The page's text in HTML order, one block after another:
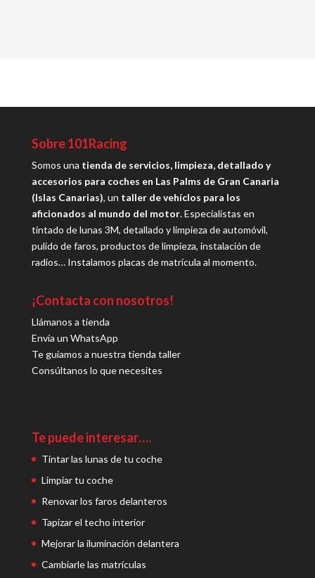
Sobre 101Racing
Somos una tienda de servicios, limpieza, detallado y
accesorios para coches en Las Palms de Gran Canaria
(Islas Canarias), un taller de vehíclos para los
aficionados al mundo del motor. Especialistas en
tintado de lunas 3M, detallado y limpieza de automóvil,
pulido de faros, productos de limpieza, instalación de
radios… Instalamos placas de matrícula al momento.
¡Contacta con nosotros!
Llámanos a tienda
Envía un WhatsApp
Te guiamos a nuestra tienda taller
Consúltanos lo que necesites
Te puede interesar….
Tintar las lunas de tu coche
Limpiar tu coche
Renovar los faros delanteros
Tapizar el techo interior
Mejorar la iluminación delantera
Cambiarle las matrículas